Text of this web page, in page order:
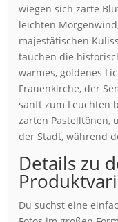
wiegen sich zarte
leichten
majestätischen
tauchen die
warmes, goldenes
Frauenkirche, der
sanft zum Leuchten
zarten Pastelltönen,
der Stadt, während
Details zu
Du suchst eine